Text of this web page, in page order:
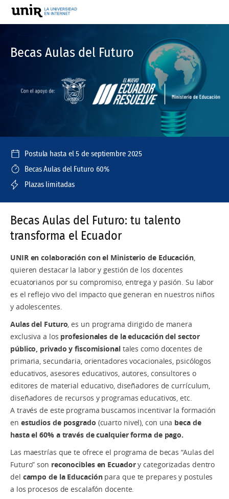
Becas Aulas del Futuro
Postula hasta el 5 de septiembre 2025
Becas Aulas del Futuro 60%
Plazas limitadas
Becas Aulas del Futuro: tu talento
transforma el Ecuador
UNIR en colaboración con el Ministerio de Educación,
quieren destacar la labor y gestión de los docentes
ecuatorianos por su compromiso, entrega y pasión. Su labor
es el reflejo vivo del impacto que generan en nuestros niños
y adolescentes.
Aulas del Futuro, es un programa dirigido de manera
exclusiva a los profesionales de la educación del sector
público, privado y fiscomisional tales como docentes de
primaria, secundaria, orientadores vocacionales, psicólogos
educativos, asesores educativos, autores, consultores o
editores de material educativo, diseñadores de currículum,
diseñadores de recursos y programas educativos, etc.
A través de este programa buscamos incentivar la formación
en estudios de posgrado (cuarto nivel), con una beca de
hasta el 60% a través de cualquier forma de pago.
Las maestrías que te ofrece el programa de becas “Aulas del
Futuro” son reconocibles en Ecuadory categorizadas dentro
del campo de la Educaciónpara que te prepares y postules
a los procesos de escalafón docente.